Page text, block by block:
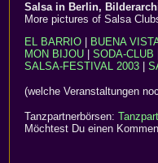
Salsa in Berlin,
More pictures of Salsa
EL BARRIO
BUENA
MON BIJOU
SODA-CLUB
SALSA-FESTIVAL 2003
(welche Veranstaltungen
Tanzpartnerbörsen:
Möchtest Du einen